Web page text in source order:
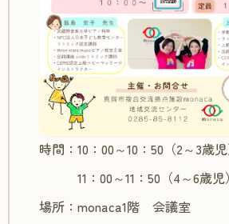
時間：10：00～10：50（2～3歳児
11：00～11：50（4～6歳児）
場所：monaca1階 会議室